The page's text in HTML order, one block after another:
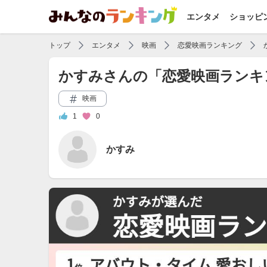
エンタメ ショッピ
トップ エンタメ 映画 恋愛映画ランキング
かすみさんの「恋愛映画ラン
映画
1 0
かすみ